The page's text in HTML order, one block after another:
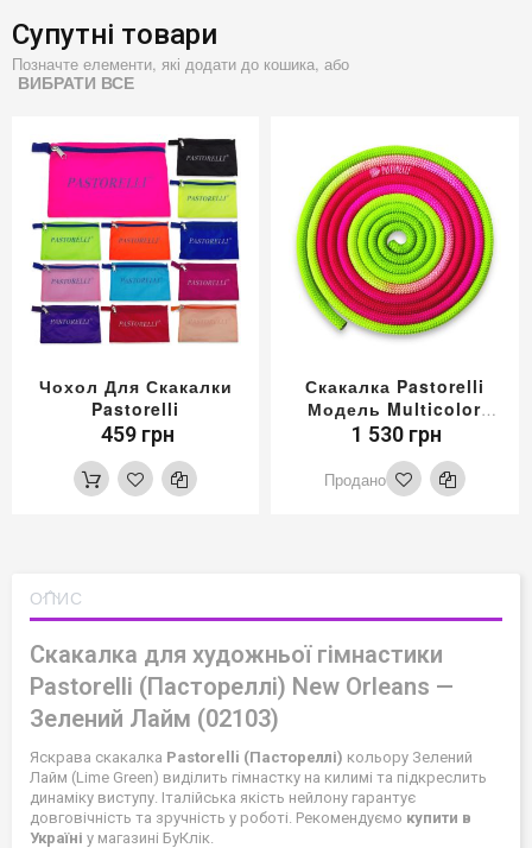
Супутні товари
Позначте елементи, які додати до кошика, або
ВИБРАТИ ВСЕ
Чохол Для Скакалки
Pastorelli
459 грн
Скакалка Pastorelli
Модель Multicolor
Колір Фуксія-Рожевий-
Зелений
1 530 грн
Продано
ОПИС
Скакалка для художньої гімнастики
Pastorelli (Пастореллі) New Orleans —
Зелений Лайм (02103)
Яскрава скакалка Pastorelli (Пастореллі) кольору Зелений
Лайм (Lime Green) виділить гімнастку на килимі та підкреслить
динаміку виступу. Італійська якість нейлону гарантує
довговічність та зручність у роботі. Рекомендуємо купити в
Україні у магазині БуКлік.